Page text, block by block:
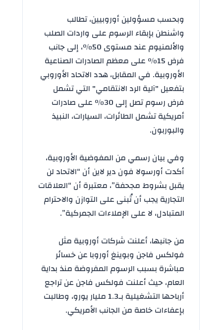
وبحسب مسؤولين أوروبيين، تطالب
واشنطن بإبقاء الرسوم على واردات الصلب
والألمنيوم عند مستوى 50٪، إلى جانب
فرض 15٪ على معظم الصادرات الصناعية
الأوروبية. في المقابل، هدد الاتحاد الأوروبي
بتفعيل "آلية الرد الانتقامي" التي تشمل
فرض رسوم تصل إلى 30٪ على صادرات
أمريكية تشمل الطائرات، السيارات، النبيذ
والبوربون.
وفي بيان رسمي من المفوضية الأوروبية،
أكدت أورسولا فون دير لاين أن “الاتحاد لن
يقبل بشروط مجحفة”، معتبرة أن “العلاقات
التجارية يجب أن تُبنى على التوازن والاحترام
المتبادل، لا على الإملاءات الجمركية”.
من جانبها، أعلنت شركات أوروبية مثل
فولكس فاجن وبوينغ أوروبا عن خسائر
مباشرة بسبب الرسوم المفروضة منذ بداية
العام، حيث أعلنت فولكس فاجن عن تراجع
أرباحها التشغيلية بـ1.3 مليار يورو، وطالبت
بإعفاءات خاصة من الجانب الأمريكي.